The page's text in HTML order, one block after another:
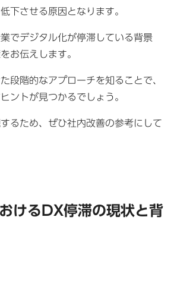
下させる原因となります。
でデジタル化が停滞している背景
お伝えします。
段階的なアプローチを知ることで、
ントが見つかるでしょう。
るため、ぜひ社内改善の参考にして
けるDX停滞の現状と背